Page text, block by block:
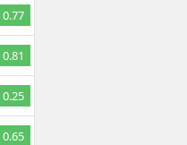
0.77
0.81
0.25
0.65